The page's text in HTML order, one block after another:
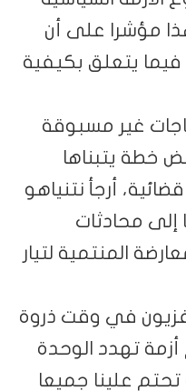
مؤشرا على أن
يتعلق بكيفية
غير مسبوقة
خطة يتبناها
أرجأ نتنياهو
إلى محادثات
المنتمية لتيار
في وقت ذروة
تهدد الوحدة
تحتم علينا جميعا